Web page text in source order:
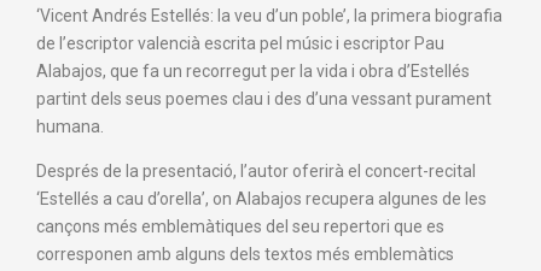
‘Vicent Andrés Estellés: la veu d’un poble’, la primera biografia
de l’escriptor valencià escrita pel músic i escriptor Pau
Alabajos, que fa un recorregut per la vida i obra d’Estellés
partint dels seus poemes clau i des d’una vessant purament
humana.
Després de la presentació, l’autor oferirà el concert-recital
‘Estellés a cau d’orella’, on Alabajos recupera algunes de les
cançons més emblemàtiques del seu repertori que es
corresponen amb alguns dels textos més emblemàtics